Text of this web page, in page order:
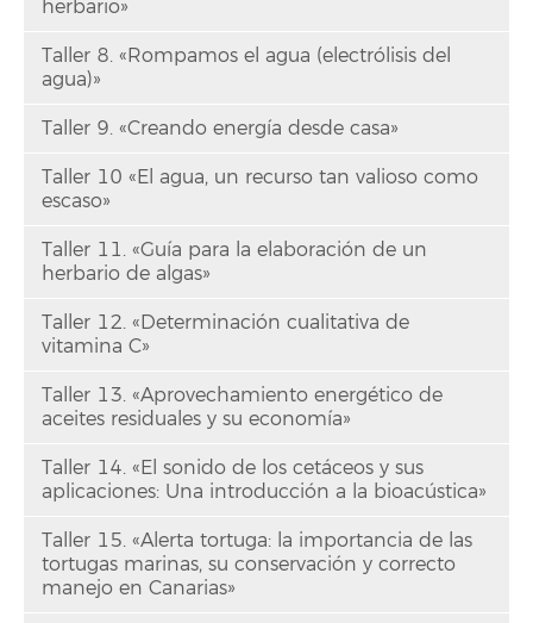
herbario»
Taller 8. «Rompamos el agua (electrólisis del
agua)»
Taller 9. «Creando energía desde casa»
Taller 10 «El agua, un recurso tan valioso como
escaso»
Taller 11. «Guía para la elaboración de un
herbario de algas»
Taller 12. «Determinación cualitativa de
vitamina C»
Taller 13. «Aprovechamiento energético de
aceites residuales y su economía»
Taller 14. «El sonido de los cetáceos y sus
aplicaciones: Una introducción a la bioacústica»
Taller 15. «Alerta tortuga: la importancia de las
tortugas marinas, su conservación y correcto
manejo en Canarias»